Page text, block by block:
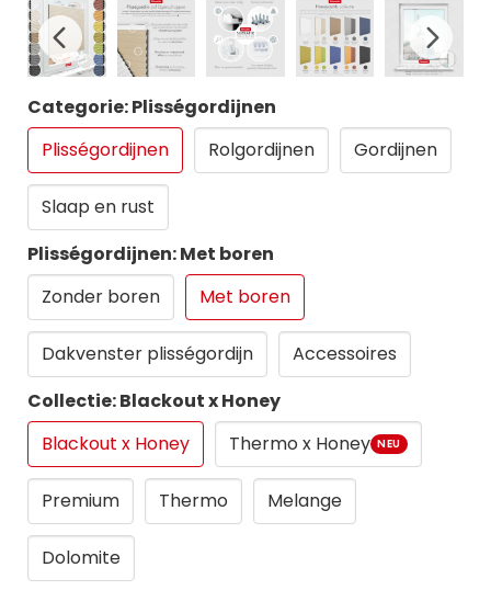
Categorie: Plisségordijnen
Plisségordijnen
Rolgordijnen Gordijnen
Slaap en rust
Plisségordijnen: Met boren
Zonder boren
Met boren
Dakvenster plisségordijn
Accessoires
Collectie: Blackout x Honey
Blackout x Honey
Thermo x Honey NEU
Premium Thermo Melange
Dolomite